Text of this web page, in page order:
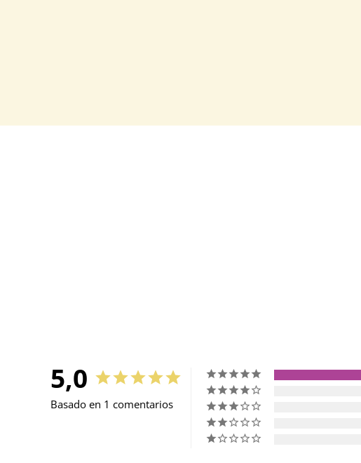
5,0
Basado en 1 comentarios